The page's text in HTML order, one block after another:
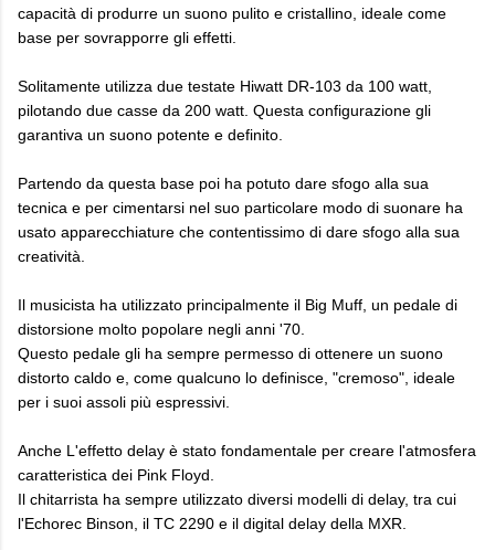
capacità di produrre un suono pulito e cristallino, ideale come
base per sovrapporre gli effetti.
Solitamente utilizza due testate Hiwatt DR-103 da 100 watt,
pilotando due casse da 200 watt. Questa configurazione gli
garantiva un suono potente e definito.
Partendo da questa base poi ha potuto dare sfogo alla sua
tecnica e per cimentarsi nel suo particolare modo di suonare ha
usato apparecchiature che contentissimo di dare sfogo alla sua
creatività.
Il musicista ha utilizzato principalmente il Big Muff, un pedale di
distorsione molto popolare negli anni '70.
Questo pedale gli ha sempre permesso di ottenere un suono
distorto caldo e, come qualcuno lo definisce, "cremoso", ideale
per i suoi assoli più espressivi.
Anche L'effetto delay è stato fondamentale per creare l'atmosfera
caratteristica dei Pink Floyd.
Il chitarrista ha sempre utilizzato diversi modelli di delay, tra cui
l'Echorec Binson, il TC 2290 e il digital delay della MXR.